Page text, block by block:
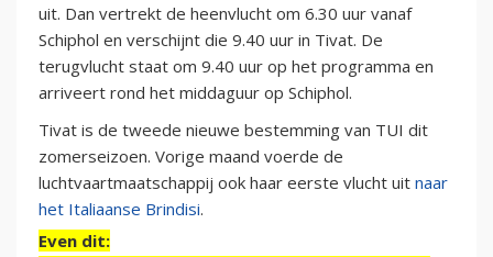
uit. Dan vertrekt de heenvlucht om 6.30 uur vanaf
Schiphol en verschijnt die 9.40 uur in Tivat. De
terugvlucht staat om 9.40 uur op het programma en
arriveert rond het middaguur op Schiphol.
Tivat is de tweede nieuwe bestemming van TUI dit
zomerseizoen. Vorige maand voerde de
luchtvaartmaatschappij ook haar eerste vlucht uit naar
het Italiaanse Brindisi.
Even dit: